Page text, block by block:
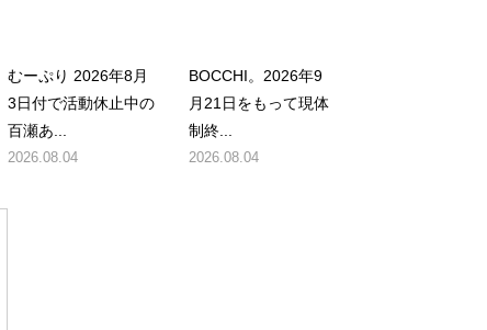
むーぷり 2026年8月
3日付で活動休止中の
百瀬あ...
2026.08.04
BOCCHI。2026年9
月21日をもって現体
制終...
2026.08.04